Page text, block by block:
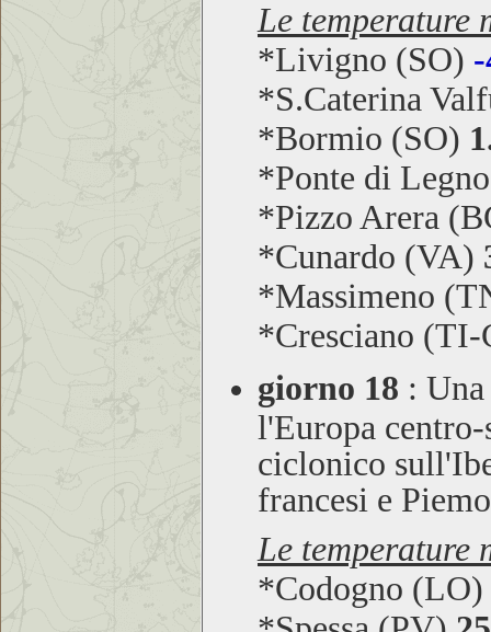
Le temperature
*Livigno (SO)
*S.Caterina
*Bormio (SO)
*Ponte di
*Pizzo Arera
*Cunardo (VA)
*Massimeno
*Cresciano
giorno 18 :
l'Europa
ciclonico
francesi e
Le temperature
*Codogno (LO)